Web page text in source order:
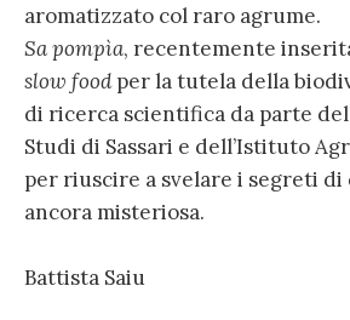
aromatizzato col raro agrume.
Sa pompìa, recentemente
slow foodper la tutela della
di ricerca scientifica da parte
Studi di Sassari e dell’Istituto
per riuscire a svelare i segreti di
ancora misteriosa.
Battista Saiu